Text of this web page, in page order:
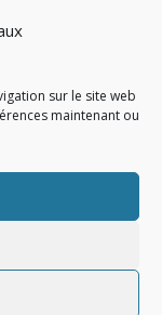
sur le site web
maintenant ou